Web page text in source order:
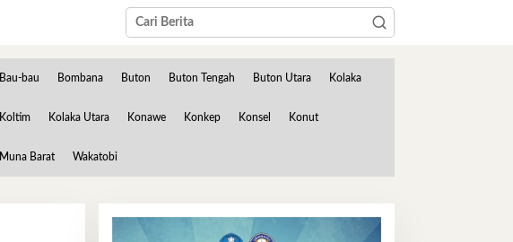
Bau-bau Bombana Buton Buton Tengah Buton Utara Kolaka
Koltim Kolaka Utara Konawe Konkep Konsel Konut
Muna Barat Wakatobi